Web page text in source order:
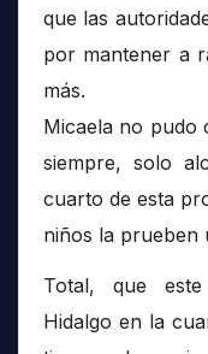
que las
por mantener a
más.
Micaela no pudo
siempre, solo
cuarto de esta
niños la prueben
Total, que
Hidalgo en la